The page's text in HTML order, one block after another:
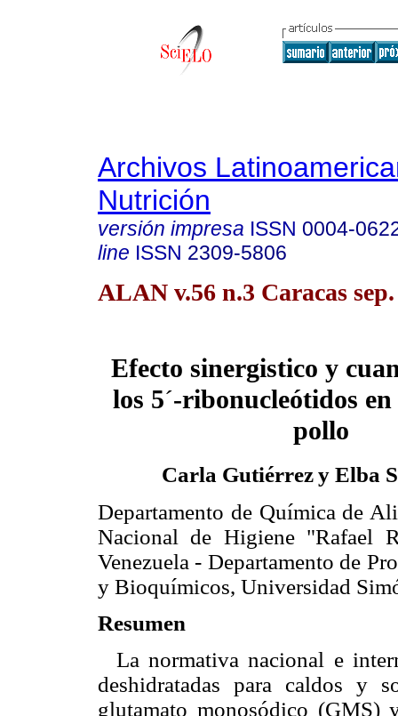
Archivos
Nutrición
versión impresa ISSN 0004-
line ISSN 2309-5806
ALAN v.56 n.3 Caracas
Efecto sinergistico y
los 5´-ribonucleótidos en
pollo
Carla Gutiérrez y Elba
Departamento de Química de
Nacional de Higiene "Rafael
Venezuela - Departamento de
y Bioquímicos, Universidad
Resumen
La normativa nacional e
deshidratadas para caldos y
glutamato monosódico